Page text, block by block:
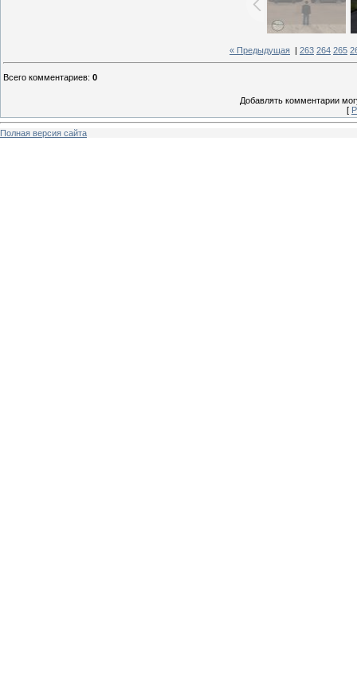
« Предыдущая 263 264 265
Всего комментариев: 0
Добавлять комментарии
[
Полная версия сайта